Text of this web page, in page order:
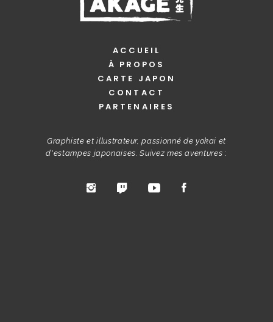
ACCUEIL
À PROPOS
CARTE JAPON
CONTACT
PARTENAIRES
Graphiste et illustrateur, passionné de yokai et
d'estampes japonaises. Suivez mes aventures :